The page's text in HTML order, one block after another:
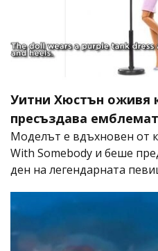
Уитни Хюстън оживя
пресъздава
Моделът е вдъхновен от
With Somebody и беше
ден на легендарната